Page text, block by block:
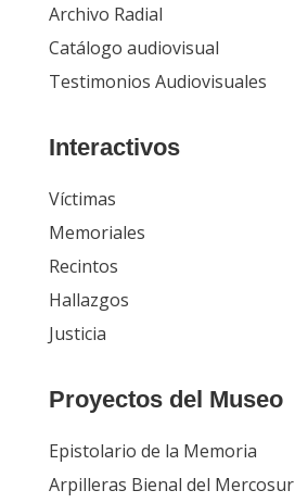
Archivo Radial
Catálogo audiovisual
Testimonios Audiovisuales
Interactivos
Víctimas
Memoriales
Recintos
Hallazgos
Justicia
Proyectos del Museo
Epistolario de la Memoria
Arpilleras Bienal del Mercosur